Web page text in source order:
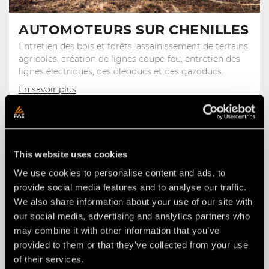
This website uses cookies
We use cookies to personalise content and ads, to
provide social media features and to analyse our traffic.
We also share information about your use of our site with
our social media, advertising and analytics partners who
may combine it with other information that you’ve
provided to them or that they’ve collected from your use
of their services.
AUTOMOTEURS SUR CHENILLES
Entretien des bois et forêts, assainissement de terrains
agricoles, création de lignes coupe-feu, entretien des
lignes électriques, des oléoducs et des gazoducs.
En savoir plus